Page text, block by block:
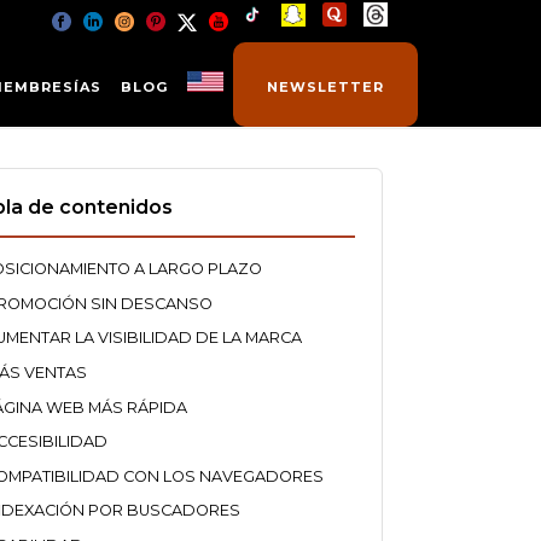
BLOG NEWSLETTER
de contenidos
A LARGO PLAZO
SIN DESCANSO
LA VISIBILIDAD DE LA MARCA
VENTAS
WEB MÁS RÁPIDA
CON LOS NAVEGADORES
POR BUSCADORES